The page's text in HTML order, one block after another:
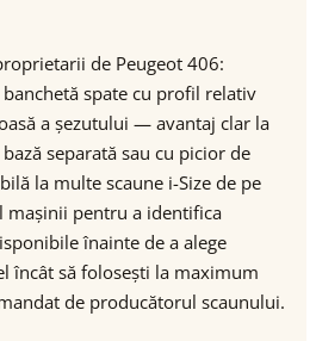
de Peugeot 406:
spate cu profil relativ
a șezutului — avantaj clar la
separată sau cu picior de
la multe scaune i-Size de pe
mașinii pentru a identifica
înainte de a alege
încât să folosești la maximum
de producătorul scaunului.